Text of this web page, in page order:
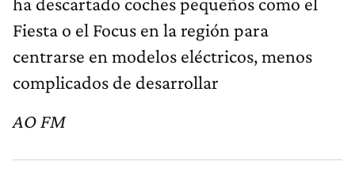
Fiesta o el Focus en la región para
centrarse en modelos eléctricos, menos
complicados de desarrollar
AO FM